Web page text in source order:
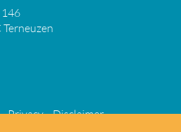
Privacy Disclaimer